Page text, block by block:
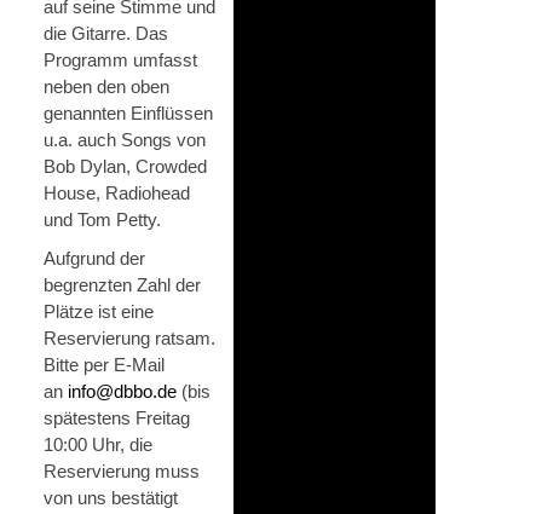
auf seine Stimme und
die Gitarre. Das
Programm umfasst
neben den oben
genannten Einflüssen
u.a. auch Songs von
Bob Dylan, Crowded
House, Radiohead
und Tom Petty.
Aufgrund der
begrenzten Zahl der
Plätze ist eine
Reservierung ratsam.
Bitte per E-Mail
an info@dbbo.de (bis
spätestens Freitag
10:00 Uhr, die
Reservierung muss
von uns bestätigt